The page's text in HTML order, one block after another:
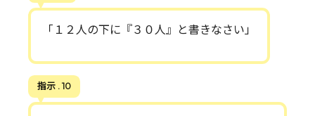
「１２人の下に『３０人』と書きなさい」
指示 . 10